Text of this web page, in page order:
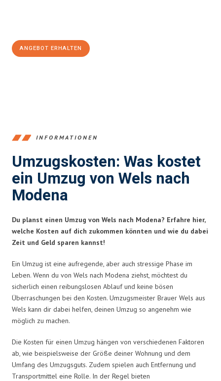
ANGEBOT ERHALTEN
INFORMATIONEN
Umzugskosten: Was kostet
ein Umzug von Wels nach
Modena
Du planst einen Umzug von Wels nach Modena? Erfahre hier,
welche Kosten auf dich zukommen könnten und wie du dabei
Zeit und Geld sparen kannst!
Ein Umzug ist eine aufregende, aber auch stressige Phase im
Leben. Wenn du von Wels nach Modena ziehst, möchtest du
sicherlich einen reibungslosen Ablauf und keine bösen
Überraschungen bei den Kosten. Umzugsmeister Brauer Wels aus
Wels kann dir dabei helfen, deinen Umzug so angenehm wie
möglich zu machen.
Die Kosten für einen Umzug hängen von verschiedenen Faktoren
ab, wie beispielsweise der Größe deiner Wohnung und dem
Umfang des Umzugsguts. Zudem spielen auch Entfernung und
Transportmittel eine Rolle. In der Regel bieten